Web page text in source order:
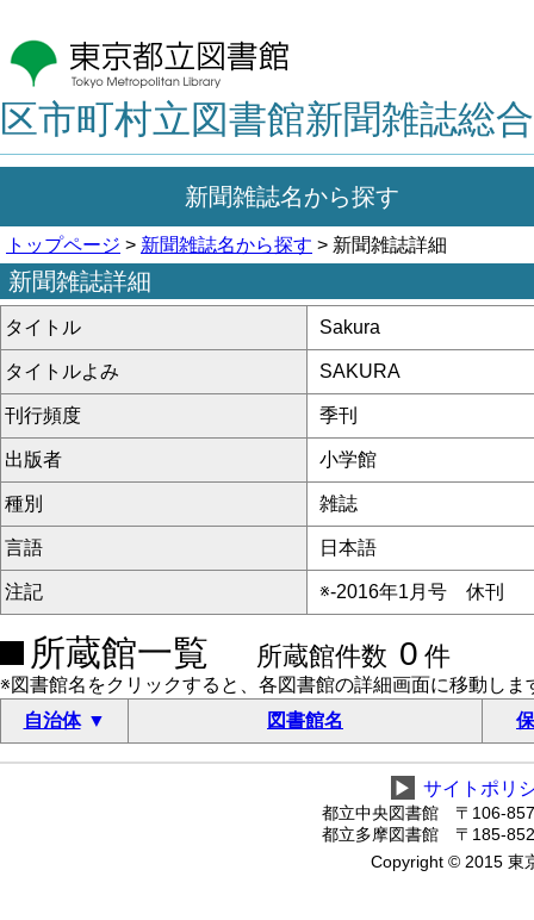
区市町村立図書館新聞雑誌総
新聞雑誌名から探す
トップページ > 新聞雑誌名から探す > 新聞雑誌詳細
新聞雑誌詳細
タイトル Sakura
タイトルよみ SAKURA
刊行頻度 季刊
出版者 小学館
種別 雑誌
言語 日本語
注記 ※-2016年1月号 休刊
所蔵館一覧 所蔵館件数 0 件
※図書館名をクリックすると、各図書館の詳細画面に移動しま
自治体
図書館名
▶ サイトポリ
都立中央図書館 〒106-
都立多摩図書館 〒185-
Copyright © 2015 東